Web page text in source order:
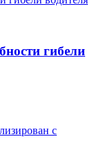
гибели